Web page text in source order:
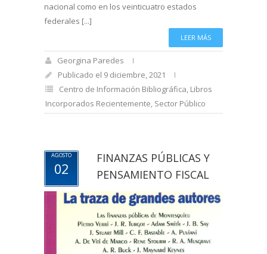
nacional como en los veinticuatro estados
federales [...]
LEER MÁS
Georgina Paredes
Publicado el 9 diciembre, 2021
Centro de Información Bibliográfica, Libros
Incorporados Recientemente, Sector Público
AGOSTO
02
FINANZAS PÚBLICAS Y
PENSAMIENTO FISCAL